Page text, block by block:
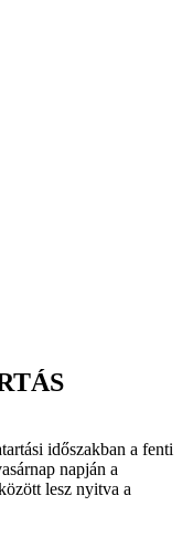
időszakban a fenti
napján a
lesz nyitva a